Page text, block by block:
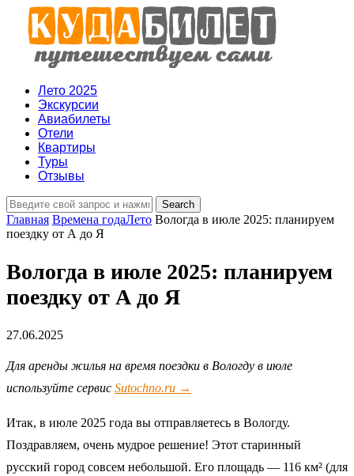
Лето 2025
Экскурсии
Авиабилеты
Отели
Квартиры
Туры
Отзывы
Главная Времена годаЛето Вологда в июле 2025: планируем
поездку от А до Я
Вологда в июле 2025: планируем
поездку от А до Я
27.06.2025
Для аренды жилья на время поездки в Вологду в июле
используйте сервис Sutochno.ru →
Итак, в июле 2025 года вы отправляетесь в Вологду.
Поздравляем, очень мудрое решение! Этот старинный
русский город совсем небольшой. Его площадь — 116 км² (для